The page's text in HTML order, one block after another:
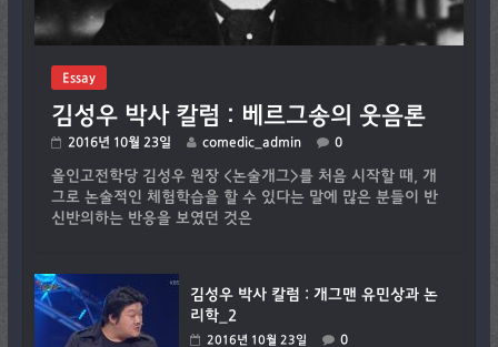
Essay
김성우 박사 칼럼 : 베르그송의 웃음론
2016년 10월 23일 comedic_admin 0
올인고전학당 김성우 원장 <논술개그>를 처음 시작할 때, 개
그로 논술적인 체험학습을 할 수 있다는 말에 많은 분들이 반
신반의하는 반응을 보였던 것은
김성우 박사 칼럼 : 개그맨 유민상과 논
리학_2
2016년 10월 23일 0